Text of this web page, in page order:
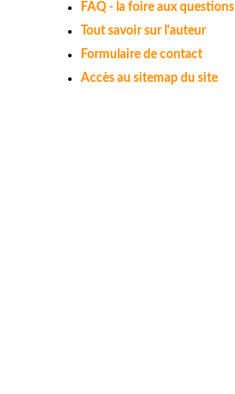
FAQ - la foire aux questions
Tout savoir sur l'auteur
Formulaire de contact
Accès au sitemap du site